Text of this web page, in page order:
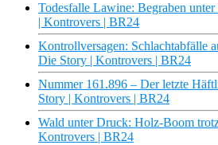
Todesfalle Lawine: Begraben unter
| Kontrovers | BR24
Kontrollversagen: Schlachtabfälle
Die Story | Kontrovers | BR24
Nummer 161.896 – Der letzte
Story | Kontrovers | BR24
Wald unter Druck: Holz-Boom
Kontrovers | BR24